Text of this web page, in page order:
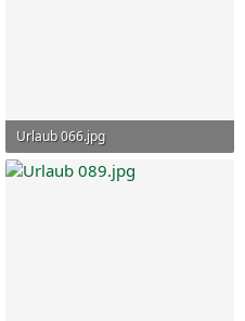
Urlaub 066.jpg
99,4 KB · Aufrufe: 26